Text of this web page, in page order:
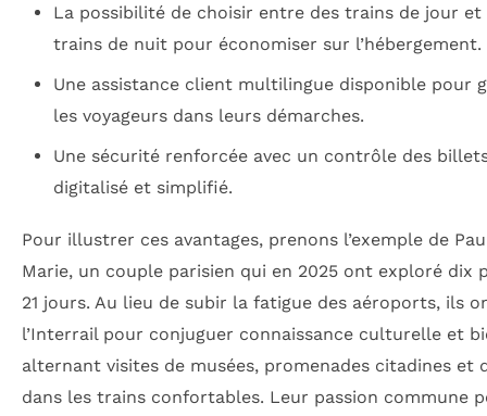
La possibilité de choisir entre des trains de jour et
trains de nuit pour économiser sur l’hébergement.
Une assistance client multilingue disponible pour
les voyageurs dans leurs démarches.
Une sécurité renforcée avec un contrôle des
digitalisé et simplifié.
Pour illustrer ces avantages, prenons l’exemple de
Marie, un couple parisien qui en 2025 ont exploré dix
21 jours. Au lieu de subir la fatigue des aéroports, ils
l’Interrail pour conjuguer connaissance culturelle et
alternant visites de musées, promenades citadines et
dans les trains confortables. Leur passion commune